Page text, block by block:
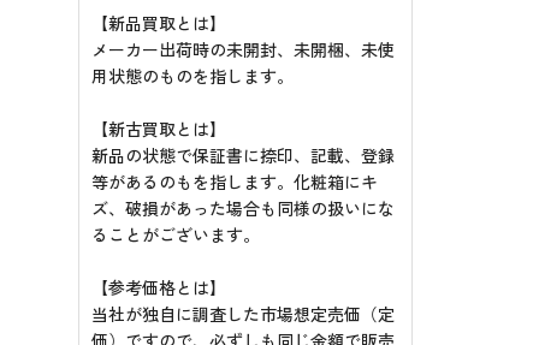
【新品買取とは】
メーカー出荷時の未開封、未開梱、未使
用状態のものを指します。
【新古買取とは】
新品の状態で保証書に捺印、記載、登録
等があるのもを指します。化粧箱にキ
ズ、破損があった場合も同様の扱いにな
ることがございます。
【参考価格とは】
当社が独自に調査した市場想定売価（定